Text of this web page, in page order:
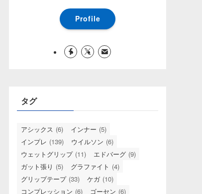
Profile
タグ
アシックス (6) インナー (5)
インプレ (139) ウイルソン (6)
ウェットグリップ (11) エドバーグ (9)
ガット張り (5) グラファイト (4)
グリップテープ (33) ケガ (10)
コンプレッション (6) ゴーセン (6)